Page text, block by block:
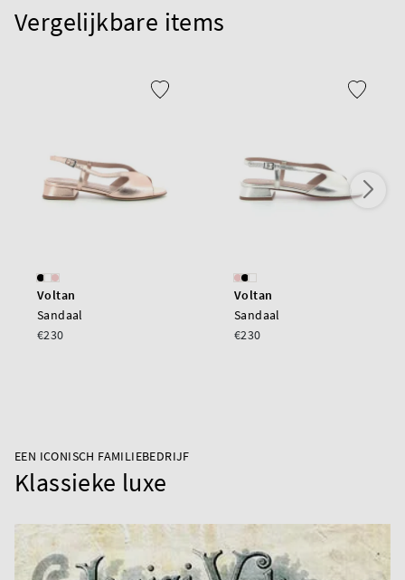
Vergelijkbare items
Voltan
Sandaal
€230
Voltan
Sandaal
€230
EEN ICONISCH FAMILIEBEDRIJF
Klassieke luxe